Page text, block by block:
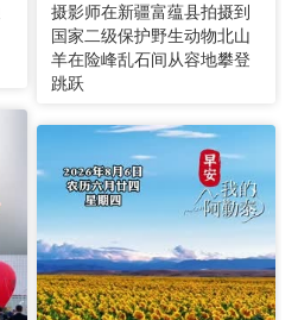
摄影师在新疆富蕴县拍摄到
国家二级保护野生动物北山
羊在险峰乱石间从容地攀登
跳跃